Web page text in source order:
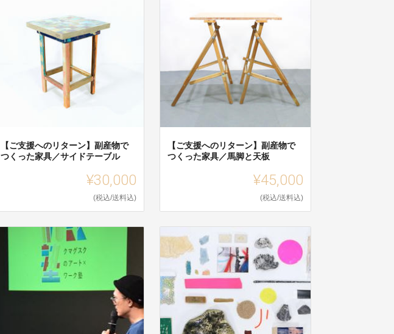
【ご支援へのリターン】副産物で
つくった家具／サイドテーブル
¥30,000
(税込/送料込)
【ご支援へのリターン】副産物で
つくった家具／馬脚と天板
¥45,000
(税込/送料込)